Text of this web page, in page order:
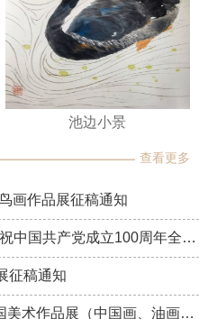
池边小景
查看更多
画作品展征稿通知
百年辉煌·武汉记忆——庆祝中国共产党成立100周年全国美术作品展征稿通知
征稿通知
第四届“邮驿路 运河情”全国美术作品展（中国画、油画）征稿通知